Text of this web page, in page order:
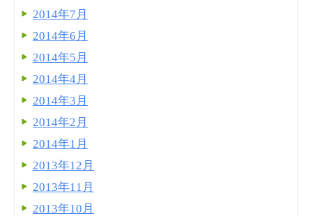
2014年7月
2014年6月
2014年5月
2014年4月
2014年3月
2014年2月
2014年1月
2013年12月
2013年11月
2013年10月